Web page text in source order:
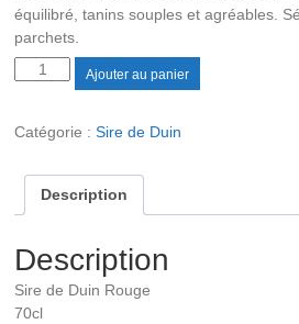
équilibré, tanins souples et agréables.
parchets.
quantité
de
Rouge
70cl
Ajouter au panier
Catégorie :Sire de Duin
Description
Description
Sire de Duin Rouge
70cl